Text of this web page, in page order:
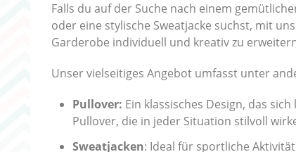
Produktseite
gewählt
werden
Falls du auf der Suche nach einem
oder eine stylische Sweatjacke suchst, mit
Garderobe individuell und kreativ zu
Unser vielseitiges Angebot umfasst unter
Pullover: Ein klassisches Design, das
Pullover, die in jeder Situation stilvoll
Sweatjacken: Ideal für sportliche